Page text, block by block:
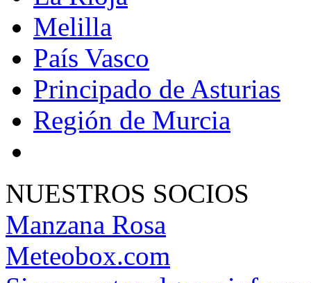
Melilla
País Vasco
Principado de Asturias
Región de Murcia
NUESTROS SOCIOS
Manzana Rosa
Meteobox.com